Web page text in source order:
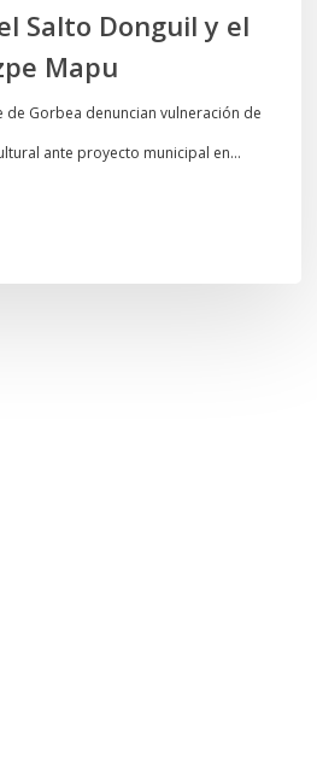
Salto Donguil y el
Mapu
de Gorbea denuncian vulneración de
ante proyecto municipal en…